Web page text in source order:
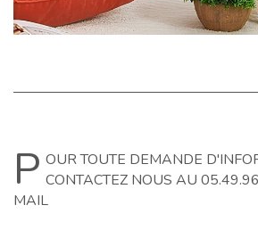
P OUR TOUTE DEMANDE
CONTACTEZ NOUS AU
MAIL